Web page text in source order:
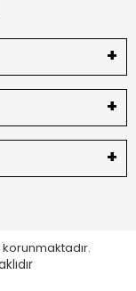
korunmaktadır.